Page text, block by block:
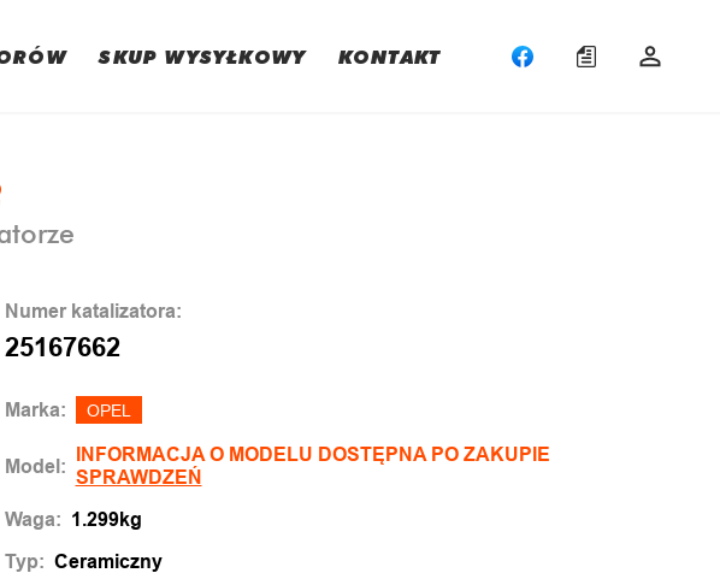
SKUP WYSYŁKOWY KONTAKT
Numer katalizatora:
25167662
Marka: OPEL
Model:
INFORMACJA O MODELU DOSTĘPNA PO ZAKUPIE
SPRAWDZEŃ
Waga: 1.299kg
Typ: Ceramiczny